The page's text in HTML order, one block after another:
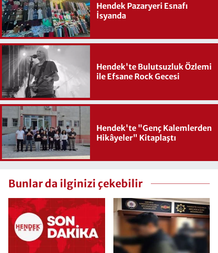
Hendek Pazaryeri Esnafı
İsyanda
Hendek'te Bulutsuzluk Özlemi
ile Efsane Rock Gecesi
Hendek'te "Genç Kalemlerden
Hikâyeler" Kitaplaştı
Bunlar da ilginizi çekebilir